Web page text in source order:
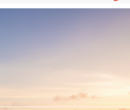
unseren Newsletter.